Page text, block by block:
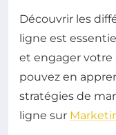
Découvrir les
ligne est
et engager votre
pouvez en
stratégies de
ligne sur